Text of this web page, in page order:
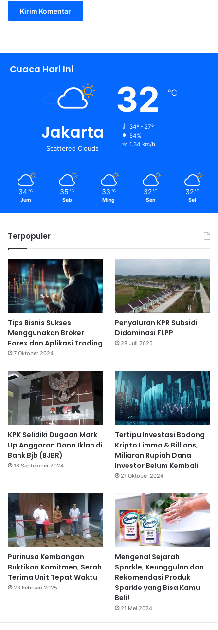
Cuaca Hari Ini
Jakarta
Scattered Clouds
32 ℃
34º - 27º
54%
1.34 km/h
34 ℃
Jum
35 ℃
Sab
33 ℃
Ming
32 ℃
Sen
32 ℃
Sel
Terpopuler
Tips Bisnis Sukses
Menggunakan Broker
Forex dan Aplikasi Trading
7 Oktober 2024
Penyaluran KPR Subsidi
Didominasi FLPP
28 Juli 2025
KPK Selidiki Dugaan Mark
Up Anggaran Dana Iklan di
Bank Bjb (BJBR)
18 September 2024
Tertipu Investasi Bodong
Kripto Limmo & Billions,
Miliaran Rupiah Dana
Investor Belum Kembali
21 Oktober 2024
Purinusa Kembangan
Buktikan Komitmen, Serah
Terima Unit Tepat Waktu
23 Februari 2025
Mengenal Sejarah
Sparkle, Keunggulan dan
Rekomendasi Produk
Sparkle yang Bisa Kamu
Beli!
21 Mei 2024